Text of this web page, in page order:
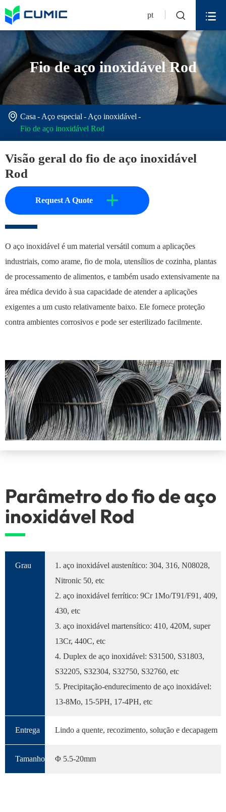
pt  
Fio de aço inoxidável Rod
 Casa Aço especial
Aço inoxidável
Fio de aço inoxidável Rod
Visão geral do fio de aço inoxidável
Rod
Request A Quote +
O aço inoxidável é um material versátil comum a aplicações
industriais, como arame, fio de mola, utensílios de cozinha, plantas
de processamento de alimentos, e também usado extensivamente na
área médica devido à sua capacidade de atender a aplicações
exigentes a um custo relativamente baixo. Ele fornece proteção
contra ambientes corrosivos e pode ser esterilizado facilmente.
Parâmetro do fio de aço
inoxidável Rod
Grau
1. aço inoxidável austenítico: 304, 316, N08028,
Nitronic 50, etc
2. aço inoxidável ferrítico: 9Cr 1Mo/T91/F91, 409,
430, etc
3. aço inoxidável martensítico: 410, 420M, super
13Cr, 440C, etc
4. Duplex de aço inoxidável: S31500, S31803,
S32205, S32304, S32750, S32760, etc
5. Precipitação-endurecimento de aço inoxidável:
13-8Mo, 15-5PH, 17-4PH, etc
Entrega Lindo a quente, recozimento, solução e decapagem
Tamanho Φ 5.5-20mm